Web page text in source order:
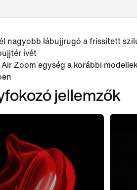
nagyobb lábujjrugó a frissített
ívét
Zoom egység a korábbi
jellemzők